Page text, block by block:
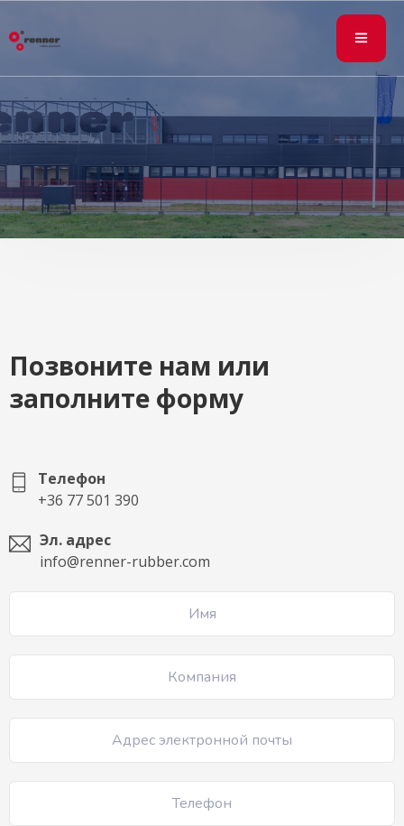
Позвоните нам или
заполните форму
Телефон
+36 77 501 390
Эл. адрес
info@renner-rubber.com